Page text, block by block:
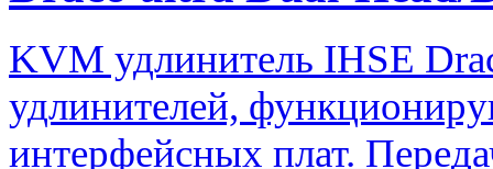
KVM удлинитель IHSE
удлинителей,
интерфейсных плат.